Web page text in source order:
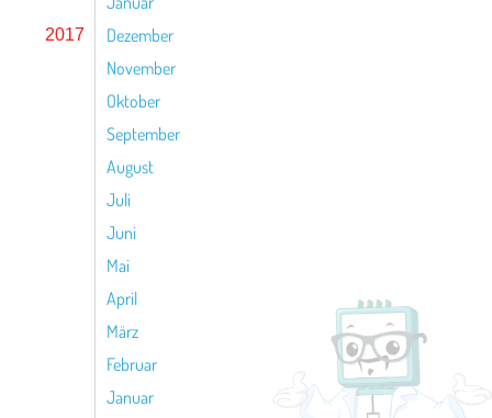
2017
Dezember
November
Oktober
September
August
Juli
Juni
Mai
April
März
Februar
Januar